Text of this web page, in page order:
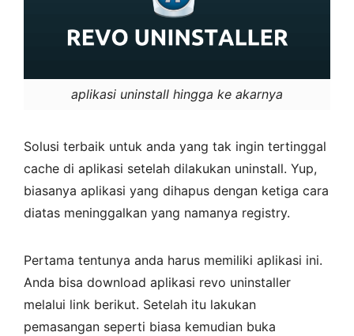
aplikasi uninstall hingga ke akarnya
Solusi terbaik untuk anda yang tak ingin tertinggal
cache di aplikasi setelah dilakukan uninstall. Yup,
biasanya aplikasi yang dihapus dengan ketiga cara
diatas meninggalkan yang namanya registry.
Pertama tentunya anda harus memiliki aplikasi ini.
Anda bisa download aplikasi revo uninstaller
melalui link berikut. Setelah itu lakukan
pemasangan seperti biasa kemudian buka